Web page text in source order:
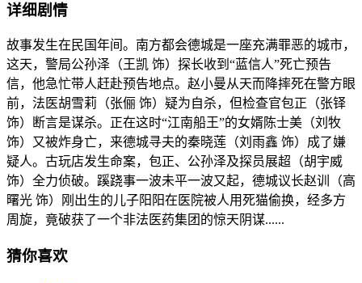
详细剧情
故事发生在民国年间。南方都会德城是一座充满罪恶的城市，
这天，警局公孙泽（王凯 饰）探长收到“蓝信人”死亡预告
信，他急忙带人赶赴预告地点。赵小曼从天而降摔死在警方眼
前，法医胡雪莉（张俪 饰）疑为自杀，但检查官包正（张铎
饰）断言是谋杀。正在这时“江南船王”的女婿陈士美（刘牧
饰）又被炸身亡，来德城寻夫的秦晓莲（刘雨鑫 饰）成了嫌
疑人。古玩店发生命案，包正、公孙泽及探员展超（胡宇威
饰）全力侦破。蹊跷事一波未平一波又起，德城议长赵训（高
曙光 饰）刚出生的儿子阳阳在医院被人用死猫偷换，经多方
周旋，竟破获了一个非法医药集团的惊天阴谋......
猜你喜欢